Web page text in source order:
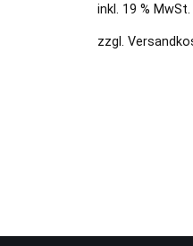
inkl. 19 % MwSt.
zzgl.